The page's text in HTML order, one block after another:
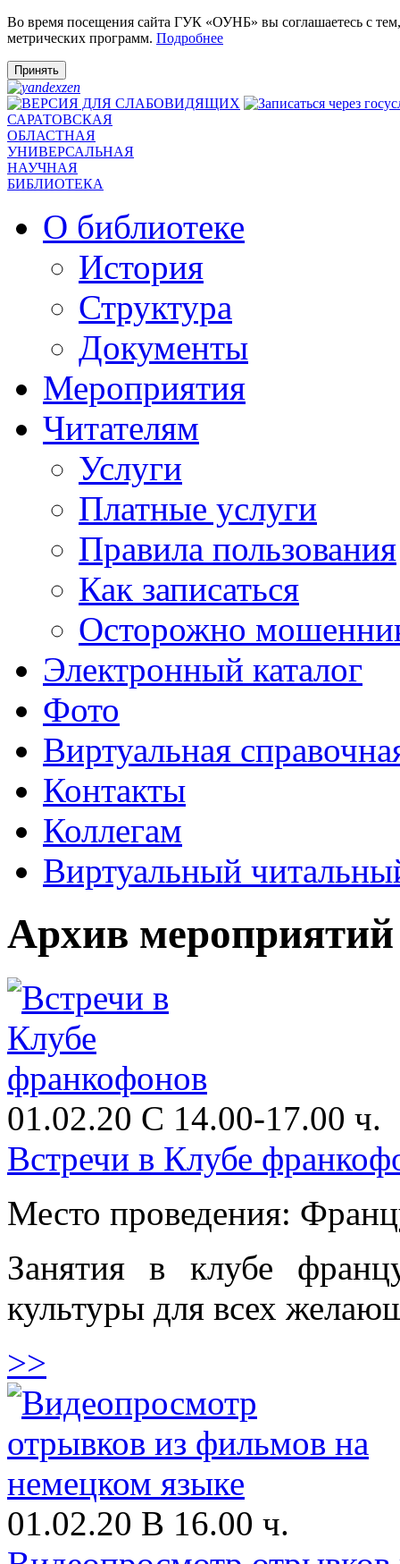
Во время посещения сайта ГУК «ОУНБ» вы соглашаетесь с
метрических программ. Подробнее
Принять
САРАТОВСКАЯ
ОБЛАСТНАЯ
УНИВЕРСАЛЬНАЯ
НАУЧНАЯ
БИБЛИОТЕКА
О библиотеке
История
Структура
Документы
Мероприятия
Читателям
Услуги
Платные услуги
Правила пользования
Как записаться
Осторожно
Электронный каталог
Фото
Виртуальная
Контакты
Коллегам
Виртуальный
Архив мероприятий
01.02.20 С 14.00-17.00 ч.
Встречи в Клубе
Место проведения:
Занятия в клубе
культуры для всех
>>
01.02.20 В 16.00 ч.